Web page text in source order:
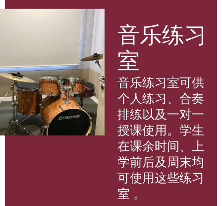
音乐练习
室
音乐练习室可供
个人练习、合奏
排练以及一对一
授课使用。学生
在课余时间、上
学前后及周末均
可使用这些练习
室 。